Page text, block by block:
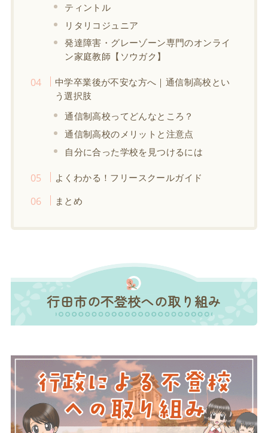
ティントル
リタリコジュニア
発達障害・グレーゾーン専門のオンライ
ン家庭教師【ソウガク】
中学卒業後が不安な方へ｜通信制高校とい
う選択肢
通信制高校ってどんなところ？
通信制高校のメリットと注意点
自分に合った学校を見つけるには
よくわかる！フリースクールガイド
まとめ
行田市の不登校への取り組み